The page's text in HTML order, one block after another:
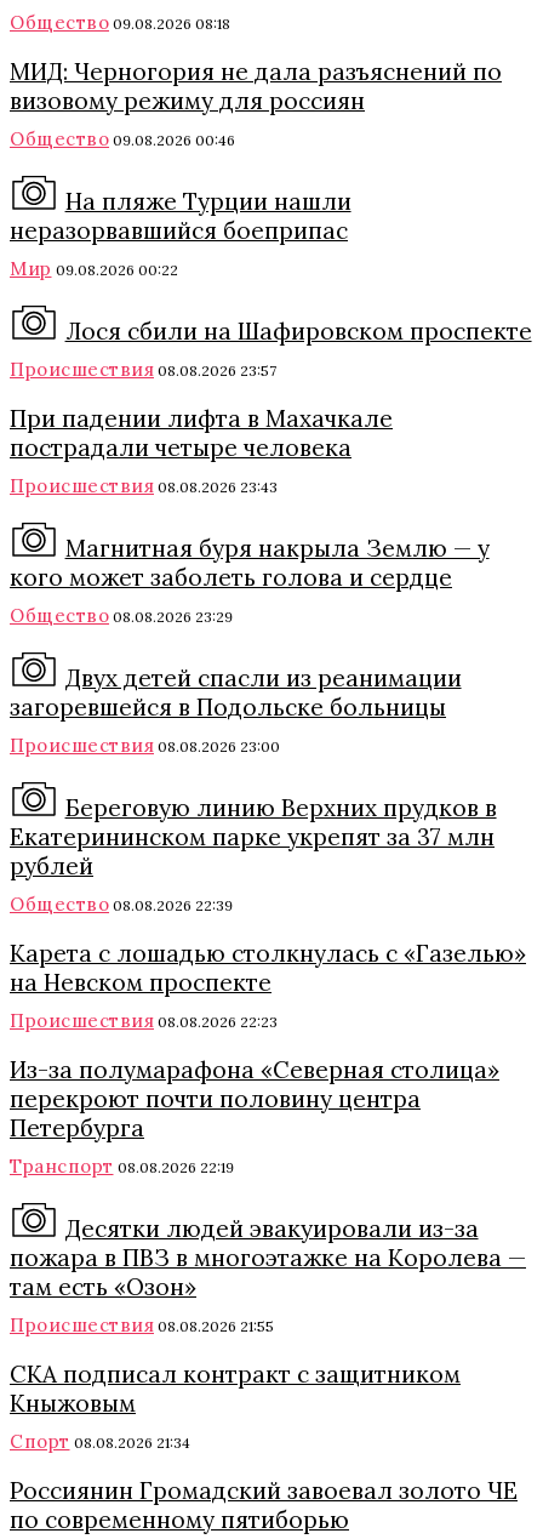
Общество 09.08.2026 08:18
МИД: Черногория не дала разъяснений по
визовому режиму для россиян
Общество 09.08.2026 00:46
На пляже Турции нашли
неразорвавшийся боеприпас
Мир 09.08.2026 00:22
Лося сбили на Шафировском проспекте
Происшествия 08.08.2026 23:57
При падении лифта в Махачкале
пострадали четыре человека
Происшествия 08.08.2026 23:43
Магнитная буря накрыла Землю — у
кого может заболеть голова и сердце
Общество 08.08.2026 23:29
Двух детей спасли из реанимации
загоревшейся в Подольске больницы
Происшествия 08.08.2026 23:00
Береговую линию Верхних прудков в
Екатерининском парке укрепят за 37 млн
рублей
Общество 08.08.2026 22:39
Карета с лошадью столкнулась с «Газелью»
на Невском проспекте
Происшествия 08.08.2026 22:23
Из-за полумарафона «Северная столица»
перекроют почти половину центра
Петербурга
Транспорт 08.08.2026 22:19
Десятки людей эвакуировали из-за
пожара в ПВЗ в многоэтажке на Королева —
там есть «Озон»
Происшествия 08.08.2026 21:55
СКА подписал контракт с защитником
Кныжовым
Спорт 08.08.2026 21:34
Россиянин Громадский завоевал золото ЧЕ
по современному пятиборью